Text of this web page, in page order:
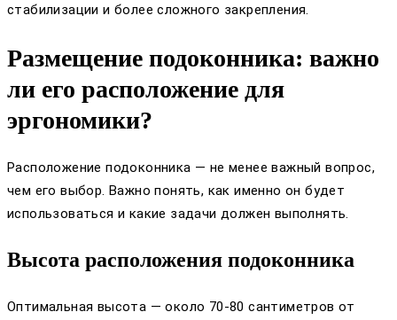
стабилизации и более сложного закрепления.
Размещение подоконника: важно
ли его расположение для
эргономики?
Расположение подоконника — не менее важный вопрос,
чем его выбор. Важно понять, как именно он будет
использоваться и какие задачи должен выполнять.
Высота расположения подоконника
Оптимальная высота — около 70-80 сантиметров от